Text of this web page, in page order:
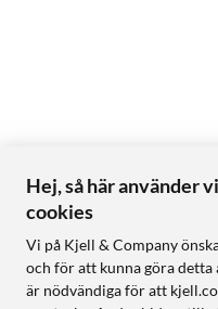
Hej, så här använder
cookies
Vi på Kjell & Company
och för att kunna göra detta
är nödvändiga för att